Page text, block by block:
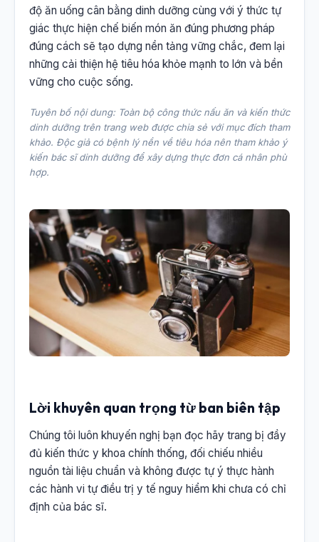
độ ăn uống cân bằng dinh dưỡng cùng với ý thức tự
giác thực hiện chế biến món ăn đúng phương pháp
đúng cách sẽ tạo dựng nền tảng vững chắc, đem lại
những cải thiện hệ tiêu hóa khỏe mạnh to lớn và bền
vững cho cuộc sống.
Tuyên bố nội dung: Toàn bộ công thức nấu ăn và kiến thức
dinh dưỡng trên trang web được chia sẻ với mục đích tham
khảo. Độc giả có bệnh lý nền về tiêu hóa nên tham khảo ý
kiến bác sĩ dinh dưỡng để xây dựng thực đơn cá nhân phù
hợp.
Lời khuyên quan trọng từ ban biên tập
Chúng tôi luôn khuyến nghị bạn đọc hãy trang bị đầy
đủ kiến thức y khoa chính thống, đối chiếu nhiều
nguồn tài liệu chuẩn và không được tự ý thực hành
các hành vi tự điều trị y tế nguy hiểm khi chưa có chỉ
định của bác sĩ.